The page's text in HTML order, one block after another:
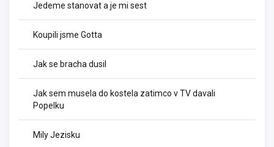
Jedeme stanovat a je mi sest
Koupili jsme Gotta
Jak se bracha dusil
Jak sem musela do kostela zatimco v TV davali
Popelku
Mily Jezisku